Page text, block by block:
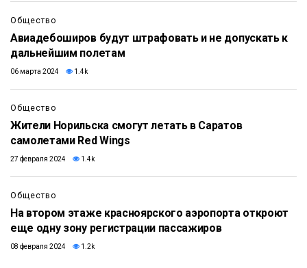
Общество
Авиадебоширов будут штрафовать и не допускать к
дальнейшим полетам
06 марта 2024 1.4k
Общество
Жители Норильска смогут летать в Саратов
самолетами Red Wings
27 февраля 2024 1.4k
Общество
На втором этаже красноярского аэропорта откроют
еще одну зону регистрации пассажиров
08 февраля 2024 1.2k